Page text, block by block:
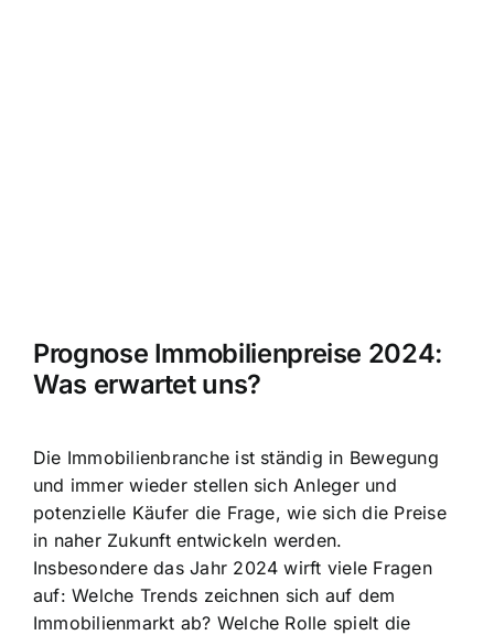
Prognose Immobilienpreise 2024:
Was erwartet uns?
Die Immobilienbranche ist ständig in Bewegung
und immer wieder stellen sich Anleger und
potenzielle Käufer die Frage, wie sich die Preise
in naher Zukunft entwickeln werden.
Insbesondere das Jahr 2024 wirft viele Fragen
auf: Welche Trends zeichnen sich auf dem
Immobilienmarkt ab? Welche Rolle spielt die